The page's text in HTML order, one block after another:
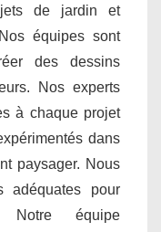
de jardin et
équipes sont
des dessins
Nos experts
à chaque projet
dans
paysager. Nous
adéquates pour
Notre équipe